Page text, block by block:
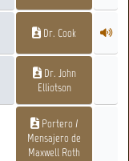
Dr. Cook
Dr. John
Elliotson
Portero /
Mensajero de
Maxwell Roth